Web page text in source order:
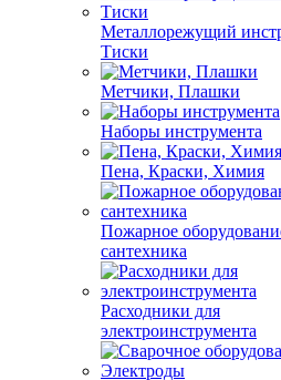
Металлорежущий
Тиски
Метчики, Плашки
Наборы инструмента
Пена, Краски, Химия
Пожарное
сантехника
Расходники для
электроинструмента